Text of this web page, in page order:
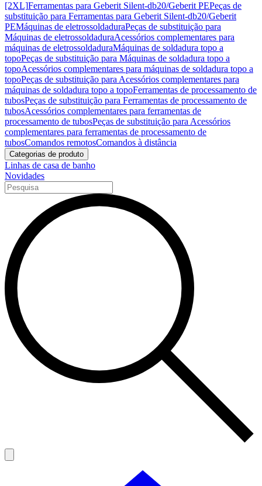
[2XL]Ferramentas para Geberit Silent-db20/Geberit PEPeças de
substituição para Ferramentas para Geberit Silent-db20/Geberit
PEMáquinas de eletrossoldaduraPeças de substituição para
Máquinas de eletrossoldaduraAcessórios complementares para
máquinas de eletrossoldaduraMáquinas de soldadura topo a
topoPeças de substituição para Máquinas de soldadura topo a
topoAcessórios complementares para máquinas de soldadura topo a
topoPeças de substituição para Acessórios complementares para
máquinas de soldadura topo a topoFerramentas de processamento de
tubosPeças de substituição para Ferramentas de processamento de
tubosAcessórios complementares para ferramentas de
processamento de tubosPeças de substituição para Acessórios
complementares para ferramentas de processamento de
tubosComandos remotosComandos à distância
Categorias de produto
Linhas de casa de banho
Novidades